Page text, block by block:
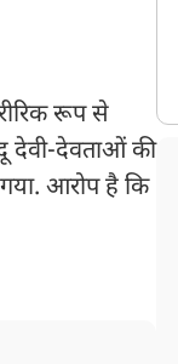
रूप से
देवी-देवताओं की
आरोप है कि